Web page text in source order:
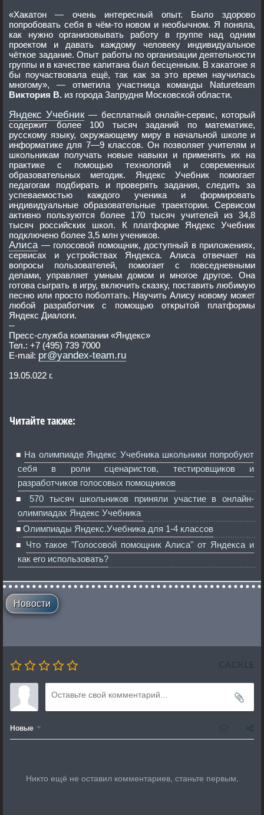
«Хакатон — очень интересный опыт. Было здорово
попробовать себя в чём-то новом и необычном. Я поняла,
как нужно организовывать работу в группе над одним
проектом и давать каждому человеку индивидуальное
чёткое задание. Опыт работы по организации деятельности
группы и в качестве капитана был бесценным. В хакатоне я
бы поучаствовала ещё, так как за это время научилась
многому», — отметила участница команды Natureteam
Виктория В.
из города Запрудня Московской области.
Яндекс Учебник— бесплатный онлайн-сервис, который
содержит более 100 тысяч заданий по математике,
русскому языку, окружающему миру в начальной школе и
информатике для 7—9 классов. Он позволяет учителям и
школьникам получать новые навыки и применять их на
практике с помощью технологий и современных
образовательных методик. Яндекс Учебник помогает
педагогам подбирать и проверять задания, следить за
успеваемостью каждого ученика и формировать
индивидуальные образовательные траектории. Сервисом
активно пользуются более 170 тысяч учителей из 34,8
тысяч российских школ. К платформе Яндекс Учебник
подключено более 3,5 млн учеников.
Алиса — голосовой помощник, доступный в приложениях,
сервисах и устройствах Яндекса. Алиса отвечает на
вопросы пользователей, помогает с повседневными
делами, управляет умным домом и многое другое. Она
готова сыграть в игру, включить сказку, поставить любимую
песню или просто поболтать. Научить Алису новому может
любой разработчик с помощью открытой платформы
Яндекс Диалоги.
--
Пресс-служба компании «Яндекс»
Тел.: +7 (495) 739 7000
E-mail: pr@yandex-team.ru
19.05.022 г.
Читайте также:
На олимпиаде Яндекс Учебника школьники попробуют
себя в роли сценаристов, тестировщиков и
разработчиков голосовых помощников
570 тысяч школьников приняли участие в онлайн-
олимпиадах Яндекс Учебника
Олимпиады Яндекс.Учебника для 1-4 классов
Что такое "Голосовой помощник Алиса" от Яндекса и
как его использовать?
Новости
Новые
Никто ещё не оставил комментариев, станьте первым.